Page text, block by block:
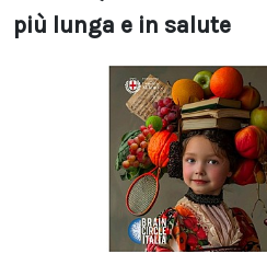
più lunga e in salute